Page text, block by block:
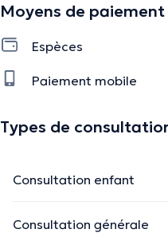
Moyens de paiement
Espèces
Paiement mobile
Types de
Consultation enfant
Consultation générale